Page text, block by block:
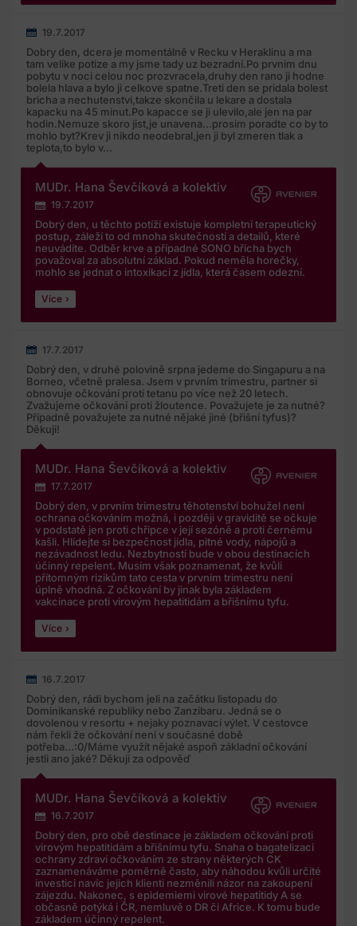
19.7.2017
Dobry den, dcera je momentálně v Recku v Heraklinu a ma
tam velike potize a my jsme tady uz bezradní.Po prvnim dnu
pobytu v noci celou noc prozvracela,druhy den rano ji hodne
bolela hlava a bylo ji celkove spatne.Treti den se pridala bolest
bricha a nechutenstvi,takze skončila u lekare a dostala
kapacku na 45 minut.Po kapacce se ji ulevilo,ale jen na par
hodin.Nemuze skoro jist,je unavena...prosim poradte co by to
mohlo byt?Krev ji nikdo neodebral,jen ji byl zmeren tlak a
teplota,to bylo v...
MUDr. Hana Ševčíková a kolektiv
19.7.2017
Dobrý den, u těchto potíží existuje kompletní terapeutický
postup, záleží to od mnoha skutečností a detailů, které
neuvádíte. Odběr krve a případné SONO břicha bych
považoval za absolutní základ. Pokud neměla horečky,
mohlo se jednat o intoxikaci z jídla, která časem odezní.
Více
17.7.2017
Dobrý den, v druhé polovině srpna jedeme do Singapuru a na
Borneo, včetně pralesa. Jsem v prvním trimestru, partner si
obnovuje očkování proti tetanu po více než 20 letech.
Zvažujeme očkování proti žloutence. Považujete je za nutné?
Případně považujete za nutné nějaké jiné (břišní tyfus)?
Děkuji!
MUDr. Hana Ševčíková a kolektiv
17.7.2017
Dobrý den, v prvním trimestru těhotenství bohužel není
ochrana očkováním možná, i později v graviditě se očkuje
v podstatě jen proti chřipce v její sezóně a proti černému
kašli. Hlídejte si bezpečnost jídla, pitné vody, nápojů a
nezávadnost ledu. Nezbytností bude v obou destinacích
účinný repelent. Musím však poznamenat, že kvůli
přítomným rizikům tato cesta v prvním trimestru není
úplně vhodná. Z očkování by jinak byla základem
vakcinace proti virovým hepatitidám a břišnímu tyfu.
Více
16.7.2017
Dobrý den, rádi bychom jeli na začátku listopadu do
Dominikanské republiky nebo Zanzibaru. Jedná se o
dovolenou v resortu + nejaky poznavací výlet. V cestovce
nám řekli že očkování není v současné době
potřeba...:0/Máme využít nějaké aspoň základní očkování
jestli ano jaké? Děkuji za odpověď
MUDr. Hana Ševčíková a kolektiv
16.7.2017
Dobrý den, pro obě destinace je základem očkování proti
virovým hepatitidám a břišnímu tyfu. Snaha o bagatelizaci
ochrany zdraví očkováním ze strany některých CK
zaznamenáváme poměrně často, aby náhodou kvůli určité
investici navíc jejich klienti nezměnili názor na zakoupení
zájezdu. Nakonec, s epidemiemi virové hepatitidy A se
občasně potýká i ČR, nemluvě o DR či Africe. K tomu bude
základem účinný repelent.